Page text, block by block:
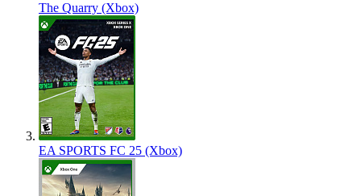
The Quarry (Xbox)
EA SPORTS FC 25 (Xbox)